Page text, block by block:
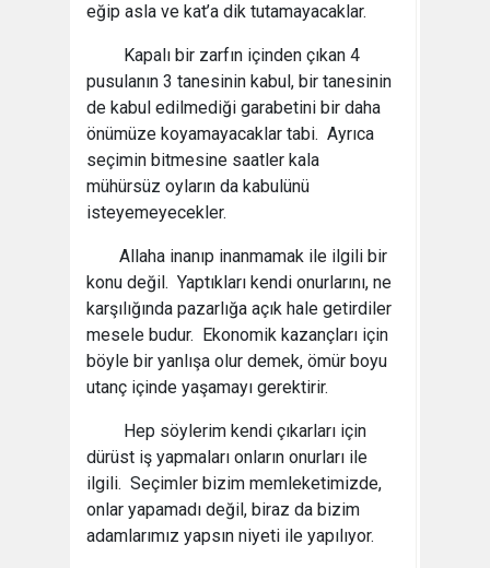
eğip asla ve kat’a dik tutamayacaklar.
Kapalı bir zarfın içinden çıkan 4
pusulanın 3 tanesinin kabul, bir tanesinin
de kabul edilmediği garabetini bir daha
önümüze koyamayacaklar tabi. Ayrıca
seçimin bitmesine saatler kala
mühürsüz oyların da kabulünü
isteyemeyecekler.
Allaha inanıp inanmamak ile ilgili bir
konu değil. Yaptıkları kendi onurlarını, ne
karşılığında pazarlığa açık hale getirdiler
mesele budur. Ekonomik kazançları için
böyle bir yanlışa olur demek, ömür boyu
utanç içinde yaşamayı gerektirir.
Hep söylerim kendi çıkarları için
dürüst iş yapmaları onların onurları ile
ilgili. Seçimler bizim memleketimizde,
onlar yapamadı değil, biraz da bizim
adamlarımız yapsın niyeti ile yapılıyor.